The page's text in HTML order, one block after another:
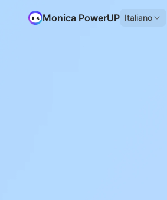
Monica PowerUP Italiano